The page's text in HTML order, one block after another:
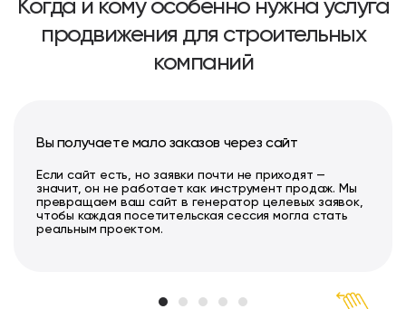
Когда и кому особенно нужна услуга
продвижения для строительных
компаний
Вы получаете мало заказов через сайт
Если сайт есть, но заявки почти не приходят —
значит, он не работает как инструмент продаж. Мы
превращаем ваш сайт в генератор целевых заявок,
чтобы каждая посетительская сессия могла стать
реальным проектом.